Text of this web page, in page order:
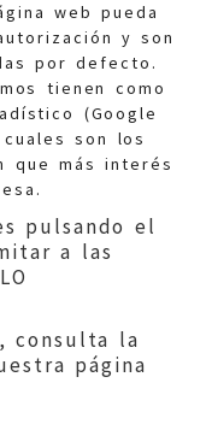
web pueda
y son
por defecto.
tienen como
(Google
son los
que más interés
pulsando el
a las
consulta la
página
/
privacidad|